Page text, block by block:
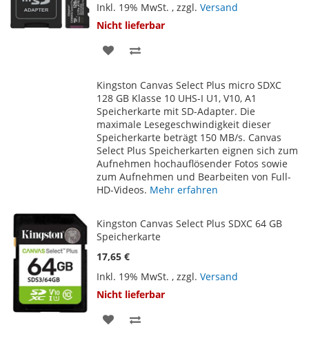
Inkl. 19% MwSt. , zzgl. Versand
Nicht lieferbar
ZUR
HINZUFÜGEN
HINZUFÜGEN
Kingston Canvas Select Plus micro SDXC
128 GB Klasse 10 UHS-I U1, V10, A1
Speicherkarte mit SD-Adapter. Die
maximale Lesegeschwindigkeit dieser
Speicherkarte beträgt 150 MB/s. Canvas
Select Plus Speicherkarten eignen sich zum
Aufnehmen hochauflösender Fotos sowie
zum Aufnehmen und Bearbeiten von Full-
HD-Videos. Mehr erfahren
Kingston Canvas Select Plus SDXC 64 GB
Speicherkarte
17,65 €
Inkl. 19% MwSt. , zzgl. Versand
Nicht lieferbar
ZUR